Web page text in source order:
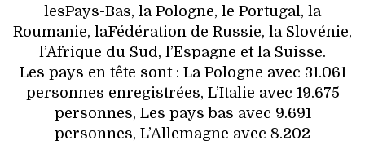
lesPays-Bas, la Pologne, le Portugal, la
Roumanie, laFédération de Russie, la Slovénie,
l’Afrique du Sud, l’Espagne et la Suisse.
Les pays en tête sont : La Pologne avec 31.061
personnes enregistrées, L’Italie avec 19.675
personnes, Les pays bas avec 9.691
personnes, L’Allemagne avec 8.202